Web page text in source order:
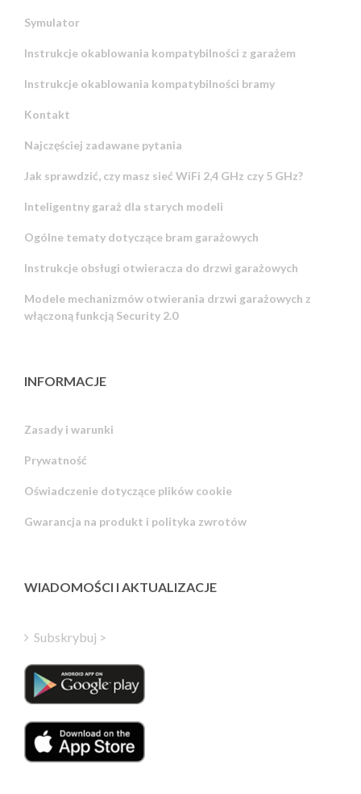
Symulator
Instrukcje okablowania kompatybilności z garażem
Instrukcje okablowania kompatybilności bramy
Kontakt
Najczęściej zadawane pytania
Jak sprawdzić, czy masz sieć WiFi 2,4 GHz czy 5 GHz?
Inteligentny garaż dla starych modeli
Ogólne tematy dotyczące bram garażowych
Instrukcje obsługi otwieracza do drzwi garażowych
Modele mechanizmów otwierania drzwi garażowych z
włączoną funkcją Security 2.0
INFORMACJE
Zasady i warunki
Prywatność
Oświadczenie dotyczące plików cookie
Gwarancja na produkt i polityka zwrotów
WIADOMOŚCI I AKTUALIZACJE
Subskrybuj >